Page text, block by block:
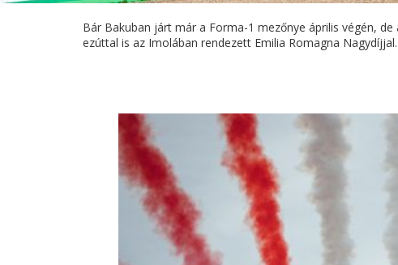
Bár Bakuban járt már a Forma-1 mezőnye április végén,
ezúttal is az Imolában rendezett Emilia Romagna Nagydíjjal.